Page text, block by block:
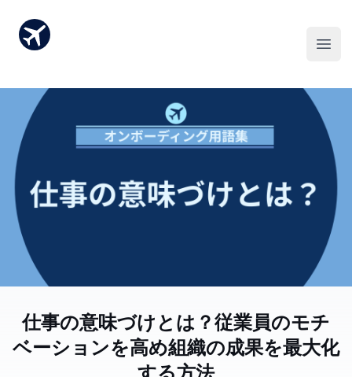
仕事の意味づけとは？従業員のモチ
ベーションを高め組織の成果を最大化